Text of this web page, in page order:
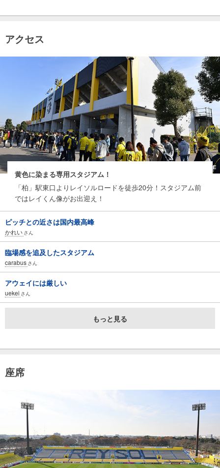
アクセス
黄色に染まる専用スタジアム！
「柏」駅東口よりレイソルロードを徒歩20分！スタジアム前
ではレイくん像がお出迎え！
ピッチとの近さは国内最高峰
かれい さん
臨場感を追及したスタジアム
carabus さん
アウェイには厳しい
uekei さん
もっと見る
座席